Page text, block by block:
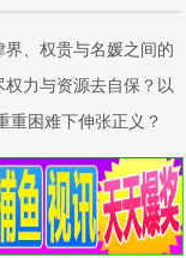
2026/中国大陆
、权贵与名媛之间的
力与资源去自保？以
重困难下伸张正义？